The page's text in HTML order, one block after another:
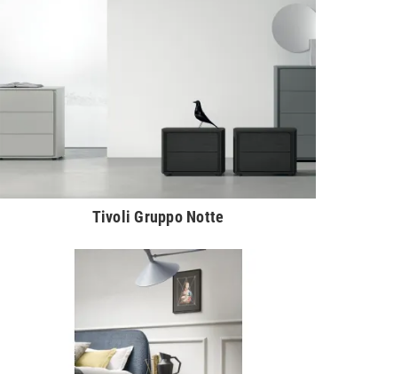
Tivoli Gruppo Notte